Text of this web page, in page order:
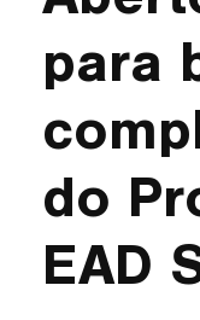
para
do
EAD